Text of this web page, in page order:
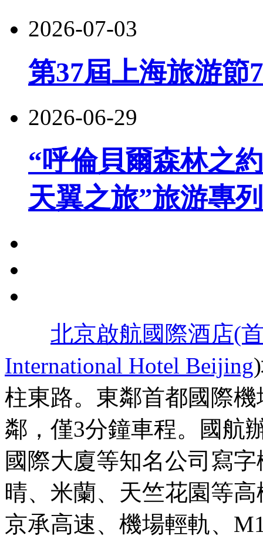
2026-07-03
第37屆上海旅游節
2026-06-29
“呼倫貝爾森林之
天翼之旅”旅游專
北京啟航國際酒店(
International Hotel Beijing
柱東路。東鄰首都國際
鄰，僅3分鐘車程。國航
國際大廈等知名公司寫
晴、米蘭、天竺花園等
京承高速、機場輕軌、